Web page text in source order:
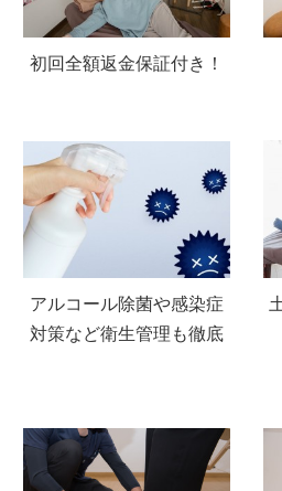
初回全額返金保証付き！
アルコール除菌や感染症
対策など衛生管理も徹底